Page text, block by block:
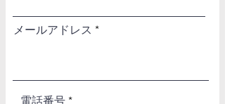
メールアドレス
電話番号